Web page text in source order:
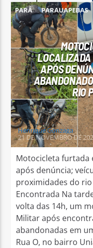
PARÁ PARAUAPEBAS
APÓS
RIO
Henrique Gonzaga
21 DE NOVEMBRO DE
Motocicleta furtada
após denúncia;
proximidades do
Encontrada Na
volta das 14h, um
Militar após
abandonadas em
Rua O, no bairro